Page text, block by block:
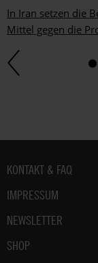
In Iran setzen die
Mittel gegen die
Fußbereich
KONTAKT & FAQ
IMPRESSUM
NEWSLETTER
SHOP